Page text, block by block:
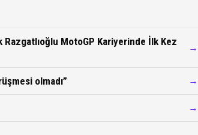
Razgatlıoğlu MotoGP Kariyerinde İlk Kez
→
olmadı” →
→